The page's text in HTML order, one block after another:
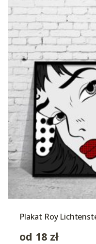
Plakat Roy
od 18 zł